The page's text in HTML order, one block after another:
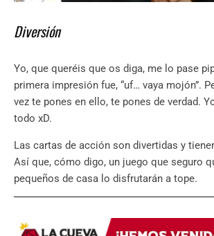
Diversión
Yo, que queréis que os diga, me lo pase
primera impresión fue, “uf… vaya mojón”.
vez te pones en ello, te pones de verdad.
todo xD.
Las cartas de acción son divertidas y
Así que, cómo digo, un juego que seguro
pequeños de casa lo disfrutarán a tope.